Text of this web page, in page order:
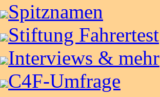
Spitznamen
Stiftung Fahrertest
Interviews & mehr
C4F-Umfrage